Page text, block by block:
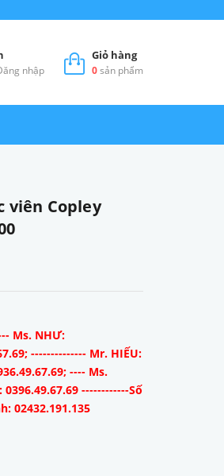
Giỏ hàng
0sản phẩm
nhập
viên Copley
Ms. NHƯ:
-------------- Mr. HIẾU:
---- Ms.
0396.49.67.69 ------------Số
02432.191.135